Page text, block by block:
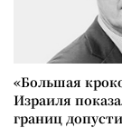
«Большая
Израиля
границ